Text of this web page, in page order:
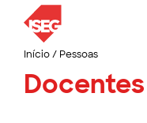
Início/ Pessoas
Docentes